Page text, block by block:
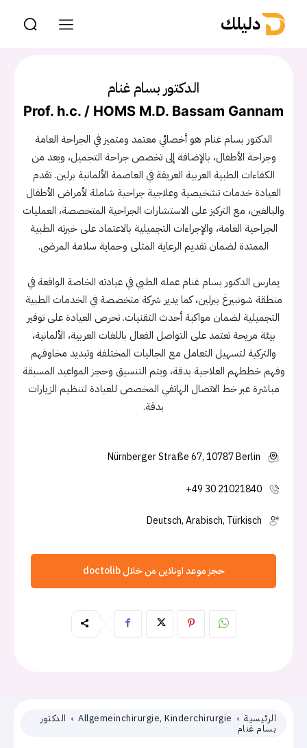
دليلك
الرئيسية Allgemeinchirurgie, Kinderchirurgie الدكتور
بسام غنام
الدكتور بسام غنام
Prof. h.c. / HOMS M.D. Bassam Gannam
الدكتور بسام غنام هو أخصائي معتمد ومتميز في الجراحة العامة
وجراحة الأطفال، بالإضافة إلى تخصص جراحة التجميل، ويعد من
الكفاءات الطبية العربية العريقة في العاصمة الألمانية برلين. تقدم
العيادة خدمات تشخيصية وعلاجية جراحية شاملة لأمراض الأطفال
والبالغين، مع التركيز على الاستشارات الجراحية المتخصصة، العمليات
الجراحية العامة، والإجراءات التجميلية بالاعتماد على خبرته الطبية
الممتدة لضمان تقديم الرعاية المثلى وحماية سلامة المرضى.
يمارس الدكتور بسام غنام عمله الطبي في عيادته الخاصة الواقعة في
منطقة شونبيرغ ببرلين، كما يدير شركة متخصصة في الخدمات الطبية
التجميلية لضمان مواكبة أحدث التقنيات. تحرص العيادة على توفير
بيئة مريحة تعتمد على التواصل الفعال باللغات العربية، الألمانية،
والتركية لتسهيل التعامل مع الجاليات المختلفة وتبديد مخاوفهم
وفهم خططهم العلاجية بدقة، ويتم التنسيق وحجز المواعيد المسبقة
مباشرة عبر خط الاتصال الهاتفي المخصص للعيادة لتنظيم الزيارات
بدقة.
Nürnberger Straße 67, 10787 Berlin
+49 30 21021840
Deutsch, Arabisch, Türkisch
حجز موعد اونلاين من خلال doctolib